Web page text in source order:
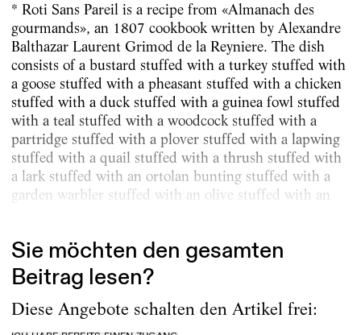
* Roti Sans Pareil is a recipe from «Almanach des
gourmands», an 1807 cookbook written by ­Alexandre
Balthazar Laurent Grimod de la Reyniere. The dish
consists of a bustard stuffed with a turkey stuffed with
a goose stuffed with a pheasant stuffed with a chicken
stuffed with a duck stuffed with a guinea fowl stuffed
with a teal stuffed with a woodcock stuffed with a
partridge stuffed with a plover stuffed with a lapwing
stuffed with a quail stuffed with a thrush stuffed with
a lark stuffed with an ortolan bunting stuffed with a
garden warbler stuffed with an olive stuffed with an
Sie möchten den gesamten
Beitrag lesen?
Diese Angebote schalten den Artikel frei: